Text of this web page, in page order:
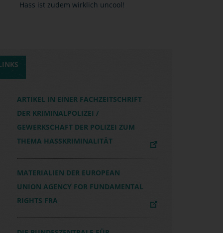
Hass ist zudem wirklich uncool!
ARTIKEL IN EINER FACHZEITSCHRIFT
DER KRIMINALPOLIZEI /
GEWERKSCHAFT DER POLIZEI ZUM
THEMA HASSKRIMINALITÄT
MATERIALIEN DER EUROPEAN
UNION AGENCY FOR FUNDAMENTAL
RIGHTS FRA